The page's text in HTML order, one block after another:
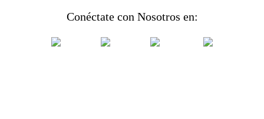
Conéctate con Nosotros en: